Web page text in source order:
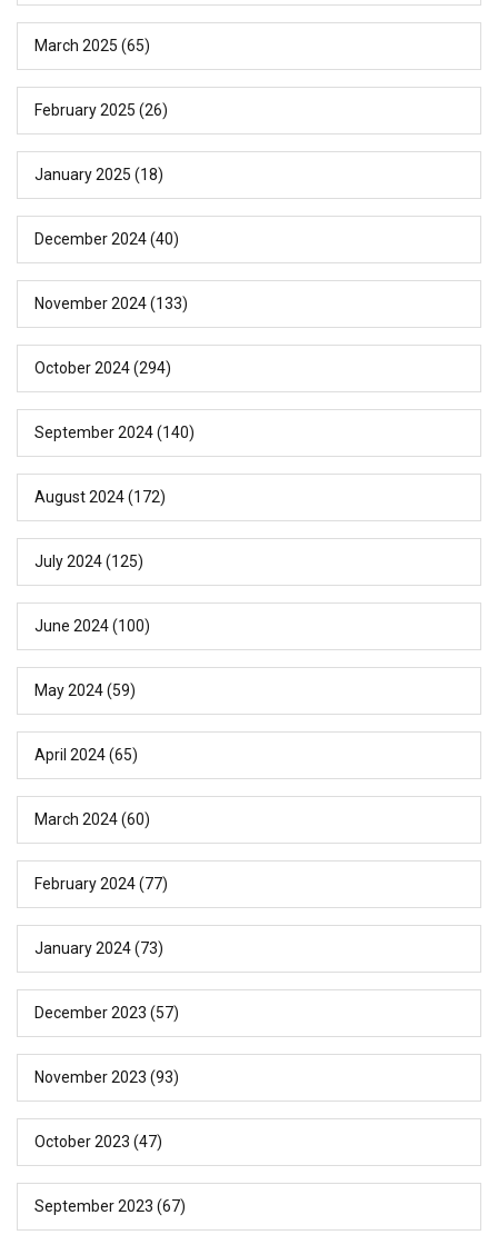
March 2025 (65)
February 2025 (26)
January 2025 (18)
December 2024(40)
November 2024(133)
October 2024(294)
September 2024(140)
August 2024(172)
July 2024(125)
June 2024(100)
May 2024(59)
April 2024(65)
March 2024(60)
February 2024(77)
January 2024(73)
December 2023 (57)
November 2023 (93)
October 2023 (47)
September 2023 (67)